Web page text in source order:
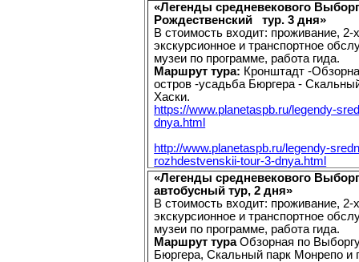
«Легенды средневекового
Рождественский тур. 3 дня»
В стоимость входит: проживание, 2-
экскурсионное и транспортное
музеи по программе, работа гида.
Маршрут тура: Кронштадт -
остров -усадьба Бюргера -
Хаски.
https://www.planetaspb.ru/legendy-
dnya.html
http://www.planetaspb.ru/legendy-
rozhdestvenskii-tour-3-dnya.html
«Легенды средневекового
автобусный тур, 2 дня»
В стоимость входит: проживание, 2-
экскурсионное и транспортное
музеи по программе, работа гида.
Маршрут тураОбзорная по
Бюргера, Скальный парк Монрепо и